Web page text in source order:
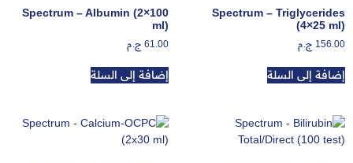
Spectrum – Triglycerides
(4×25 ml)
156.00 ج.م
إضافة إلى السلة
Spectrum – Albumin (2×100
ml)
61.00 ج.م
إضافة إلى السلة